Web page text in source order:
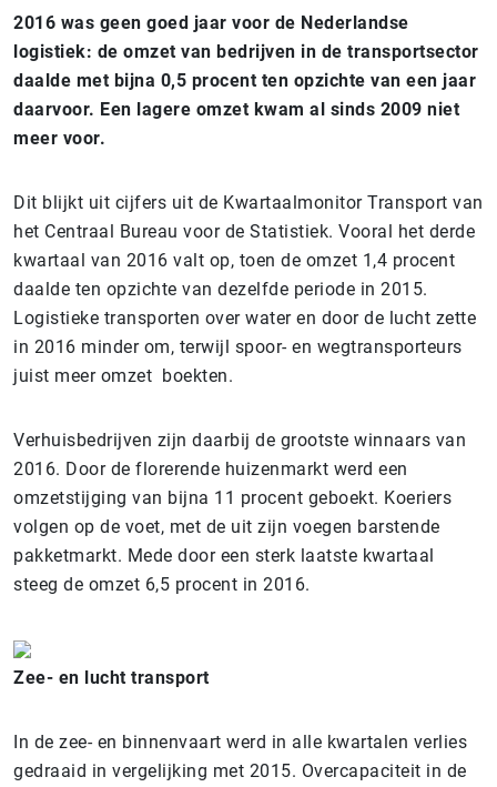
2016 was geen goed jaar voor de Nederlandse
logistiek: de omzet van bedrijven in de transportsector
daalde met bijna 0,5 procent ten opzichte van een jaar
daarvoor. Een lagere omzet kwam al sinds 2009 niet
meer voor.
Dit blijkt uit cijfers uit de Kwartaalmonitor Transport van
het Centraal Bureau voor de Statistiek. Vooral het derde
kwartaal van 2016 valt op, toen de omzet 1,4 procent
daalde ten opzichte van dezelfde periode in 2015.
Logistieke transporten over water en door de lucht zette
in 2016 minder om, terwijl spoor- en wegtransporteurs
juist meer omzet boekten.
Verhuisbedrijven zijn daarbij de grootste winnaars van
2016. Door de florerende huizenmarkt werd een
omzetstijging van bijna 11 procent geboekt. Koeriers
volgen op de voet, met de uit zijn voegen barstende
pakketmarkt. Mede door een sterk laatste kwartaal
steeg de omzet 6,5 procent in 2016.
Zee- en lucht transport
In de zee- en binnenvaart werd in alle kwartalen verlies
gedraaid in vergelijking met 2015. Overcapaciteit in de